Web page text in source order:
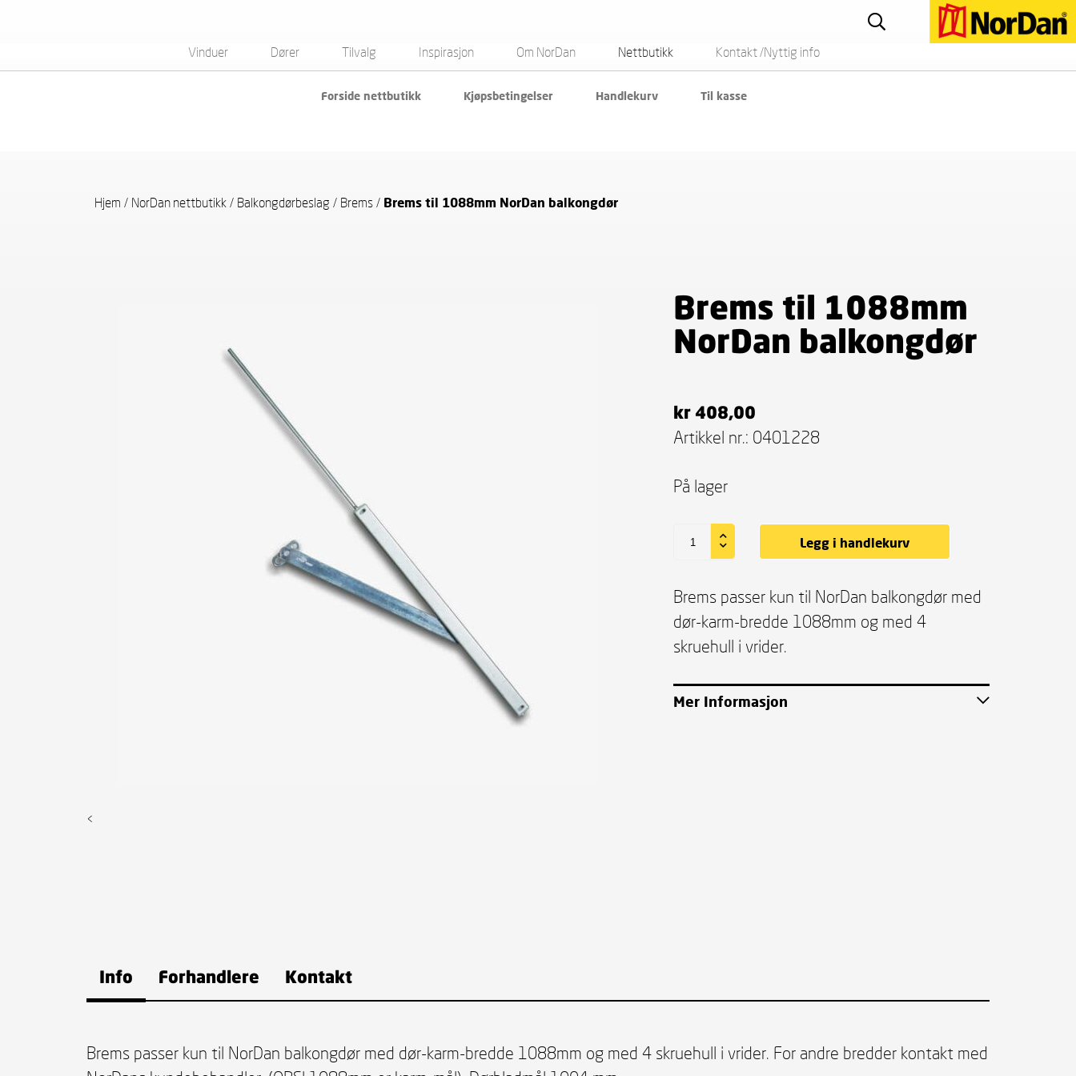
Vinduer Dører Tilvalg Inspirasjon Om NorDan Nettbutikk
Forside nettbutikk Kjøpsbetingelser Handlekurv Til kasse
Kontakt /Nyttig info
Hjem / NorDan nettbutikk / Balkongdørbeslag / Brems /Brems til 1088mm NorDan balkongdør
<
Brems til 1088mm
NorDan balkongdør
kr 408,00
Artikkel nr.: 0401228
På lager
Legg i handlekurv
Brems passer kun til NorDan balkongdør med
dør-karm-bredde 1088mm og med 4
skruehull i vrider.
Mer Informasjon
Info Forhandlere Kontakt
Brems passer kun til NorDan balkongdør med dør-karm-bredde 1088mm og med 4 skruehull i vrider. For andre bredder kontakt med